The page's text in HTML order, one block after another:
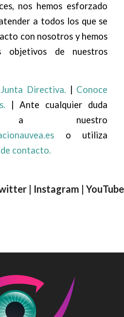
nos hemos esforzado
a todos los que se
con nosotros y hemos
objetivos de nuestros
Junta Directiva.
Conoce
| Ante cualquier duda
a nuestro
o utiliza
contacto.
| Instagram | YouTube